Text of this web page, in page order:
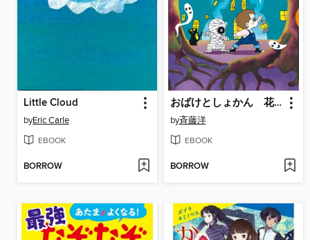
Little Cloud
byEric Carle
EBOOK
BORROW
おばけとしょかん 花子さんをさがせ
by斉藤洋
EBOOK
BORROW